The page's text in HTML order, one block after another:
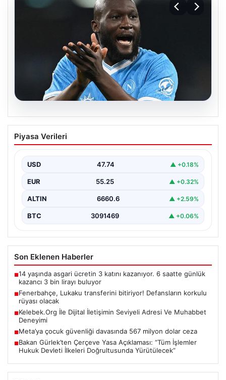
08.08.2026
Fenerbahçe, Lukaku transferini
bitiriyor! Defansların korkulu rüyası
Piyasa Verileri
USD 47.74 ▲ +0.18%
EUR 55.25 ▲ +0.32%
ALTIN 6660.6 ▲ +2.59%
BTC 3091469 ▲ +0.06%
Son Eklenen Haberler
■14 yaşında asgari ücretin 3 katını kazanıyor. 6 saatte günlük
kazancı 3 bin lirayı buluyor
■Fenerbahçe, Lukaku transferini bitiriyor! Defansların korkulu
rüyası olacak
■Kelebek.Org İle Dijital İletişimin Seviyeli Adresi Ve Muhabbet
Deneyimi
■Meta’ya çocuk güvenliği davasında 567 milyon dolar ceza
■Bakan Gürlek’ten Çerçeve Yasa Açıklaması: “Tüm İşlemler
Hukuk Devleti İlkeleri Doğrultusunda Yürütülecek”